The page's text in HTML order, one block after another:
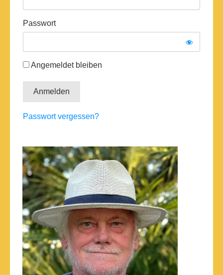
Passwort
Angemeldet bleiben
Passwort vergessen?